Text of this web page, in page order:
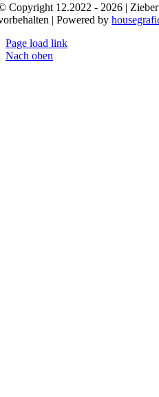
Copyright 12.2022 - 2026 |
| Powered by
Page load link
Nach oben